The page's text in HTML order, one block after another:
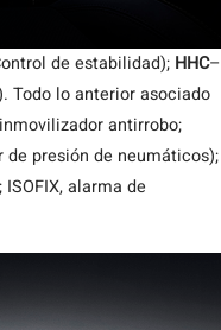
de estabilidad); HHC–
Todo lo anterior asociado
antirrobo;
presión de neumáticos);
alarma de